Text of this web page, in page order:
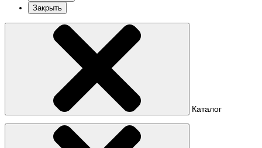
Закрыть
Каталог